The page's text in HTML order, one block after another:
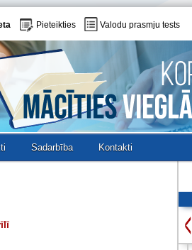
Pieteikties Valodu prasmju tests
Sadarbība Kontakti